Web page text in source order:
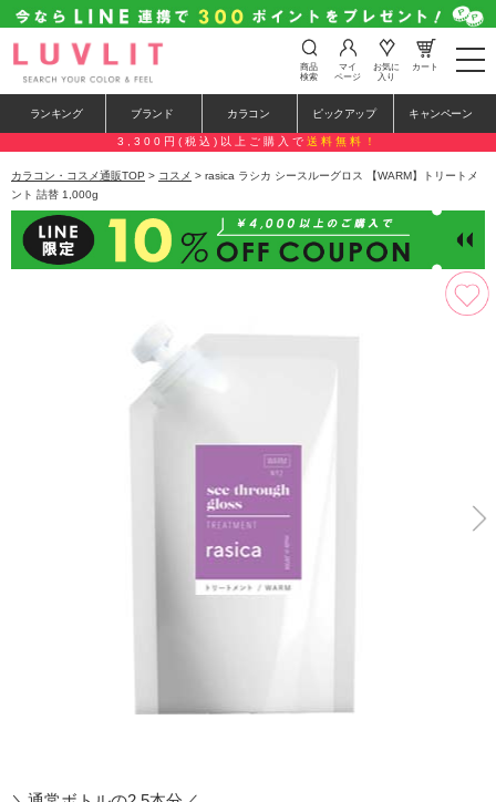
t
o
e
n
a
a
i
o
n
商品
検索
マイ
ページ
お気に
入り
カート
ランキング ブランド カラコン ピックアップ キャンペーン
3,300円(税込)以上ご購入で 送料無料！
カラコン・コスメ通販TOP > コスメ > rasica ラシカ シースルーグロス 【WARM】トリートメ
ント 詰替 1,000g